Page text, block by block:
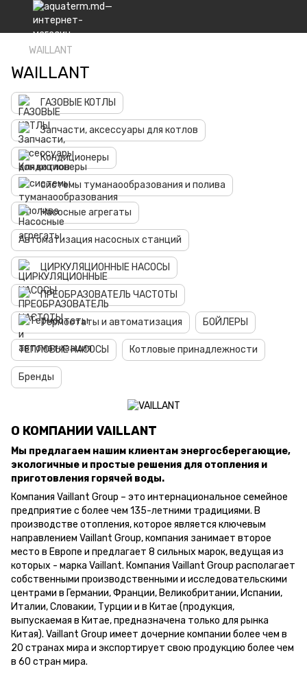
WAILLANT
WAILLANT
ГАЗОВЫЕ КОТЛЫ
Запчасти, аксессуары для котлов
Кондиционеры
системы туманаoобразования и полива
Hасосные агрегаты
Автоматизация насосных станций
ЦИРКУЛЯЦИОННЫЕ НАСОСЫ
ПРЕОБРАЗОВАТЕЛЬ ЧАСТОТЫ
Термостаты и автоматизация БОЙЛЕРЫ
ТЕПЛОВЫЕ НАСОСЫ Котловые принадлежности
Бренды
О КОМПАНИИ VAILLANT
Мы предлагаем нашим клиентам энергосберегающие,
экологичные и простые решения для отопления и
приготовления горячей воды.
Компания Vaillant Group – это интернациональное семейное
предприятие с более чем 135-летними традициями. В
производстве отопления, которое является ключевым
направлением Vaillant Group, компания занимает второе
место в Европе и предлагает 8 сильных марок, ведущая из
которых - марка Vaillant. Компания Vaillant Group располагает
собственными производственными и исследовательскими
центрами в Германии, Франции, Великобритании, Испании,
Италии, Словакии, Турции и в Китае (продукция,
выпускаемая в Китае, предназначена только для рынка
Китая). Vaillant Group имеет дочерние компании более чем в
20 странах мира и экспортирует свою продукцию более чем
в 60 стран мира.